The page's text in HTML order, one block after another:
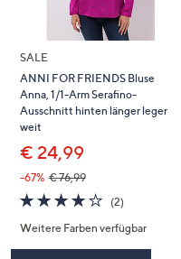
SALE
ANNI FOR FRIENDS Bluse
Anna, 1/1-Arm Serafino-
Ausschnitt hinten länger leger
weit
€ 24,99
-67% € 76,99
4.0
von
5
(2)2
Weitere Farben verfügbar